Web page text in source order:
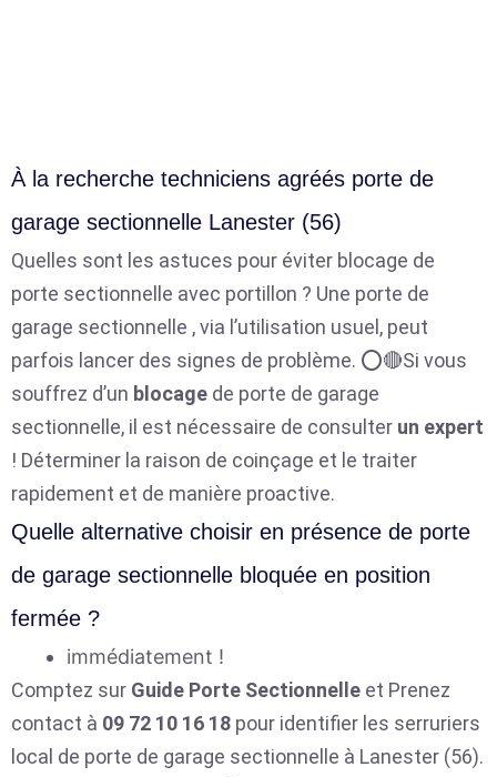
À la recherche techniciens agréés porte de
garage sectionnelle Lanester (56)
Quelles sont les astuces pour éviter blocage de
porte sectionnelle avec portillon ? Une porte de
garage sectionnelle , via l’utilisation usuel, peut
parfois lancer des signes de problème. ⭕🔴Si vous
souffrez d’un blocage de porte de garage
sectionnelle, il est nécessaire de consulter un expert
! Déterminer la raison de coinçage et le traiter
rapidement et de manière proactive.
Quelle alternative choisir en présence de porte
de garage sectionnelle bloquée en position
fermée ?
immédiatement !
Comptez sur Guide Porte Sectionnelle et Prenez
contact à 09 72 10 16 18 pour identifier les serruriers
local de porte de garage sectionnelle à Lanester (56).